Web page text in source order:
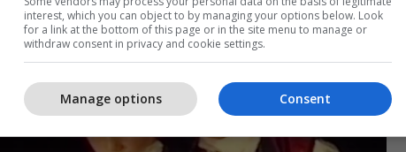
interest, which you can object to by managing your options below. Look
for a link at the bottom of this page or in the site menu to manage or
withdraw consent in privacy and cookie settings.
Consent
Manage options